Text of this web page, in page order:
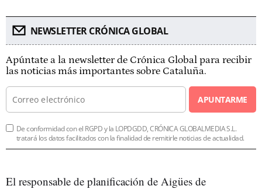
NEWSLETTER CRÓNICA GLOBAL
Apúntate a la newsletter de Crónica Global para recibir
las noticias más importantes sobre Cataluña.
APUNTARME
De conformidad con el RGPD y la LOPDGDD, CRÓNICA GLOBALMEDIA S.L.
tratará los datos facilitados con la finalidad de remitirle noticias de actualidad.
El responsable de planificación de Aigües de